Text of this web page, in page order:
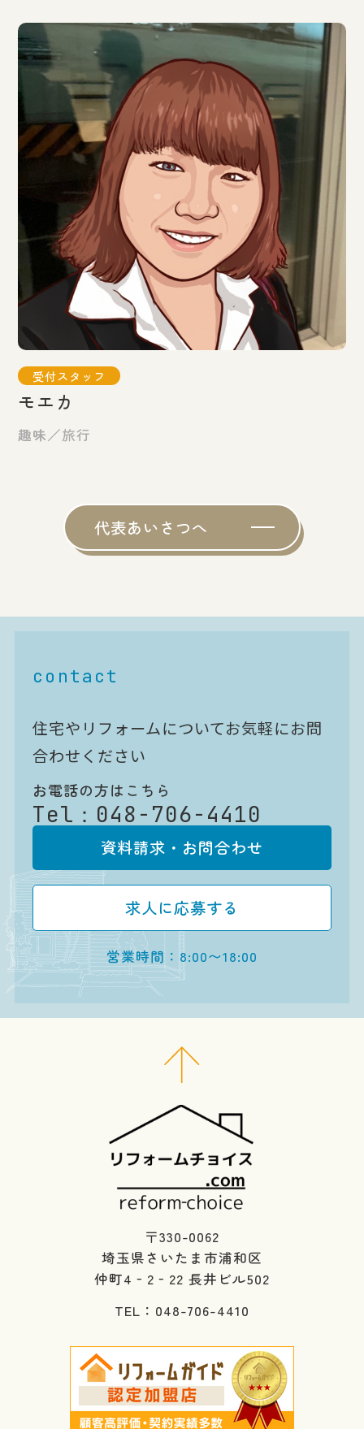
受付スタッフ
モエカ
趣味／旅行
代表あいさつへ
contact
住宅やリフォームについてお気軽にお問
合わせください
お電話の方はこちら
Tel： 048-706-4410
資料請求・お問合わせ
求人に応募する
営業時間：8:00〜18:00
〒330-0062
埼玉県さいたま市浦和区
仲町4‐2‐22 長井ビル502
TEL：048-706-4410